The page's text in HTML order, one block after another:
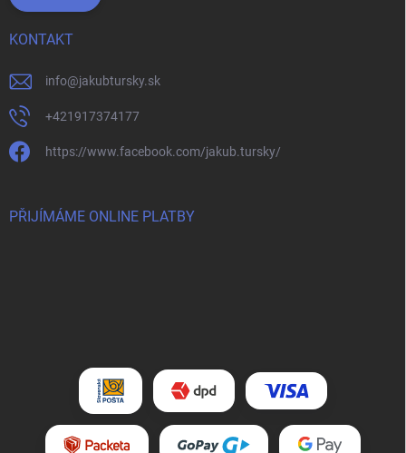
KONTAKT
info@jakubtursky.sk
+421917374177
https://www.facebook.com/jakub.tursky/
PŘIJÍMÁME ONLINE PLATBY